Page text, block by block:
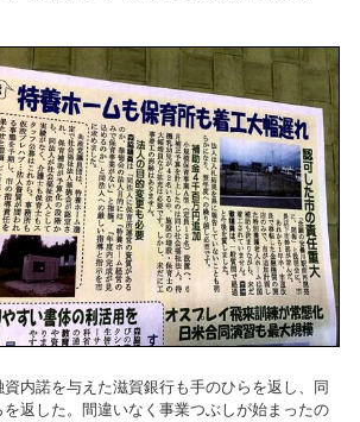
内諾を与えた滋賀銀行も手のひらを返し、同
返した。間違いなく事業つぶしが始まったの